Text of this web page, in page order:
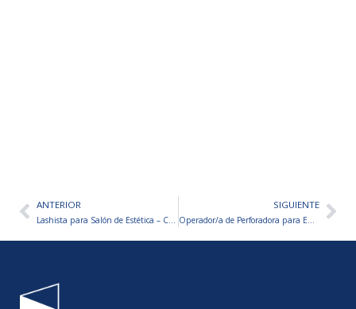
AntANTERIOR SIGUIENTE
Operador/a de Perforadora para Empresa Minera – San Juan